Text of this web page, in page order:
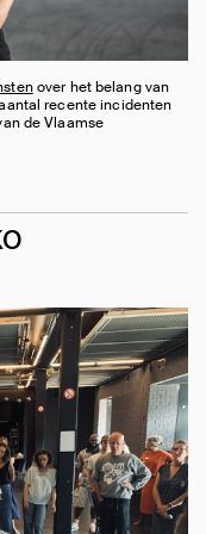
over het belang van
recente incidenten
de Vlaamse